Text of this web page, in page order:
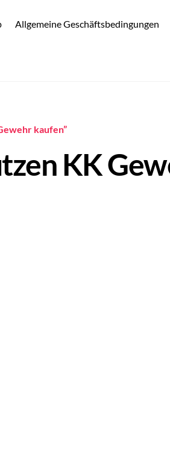
Allgemeine Geschäftsbedingungen
kaufen”
KK